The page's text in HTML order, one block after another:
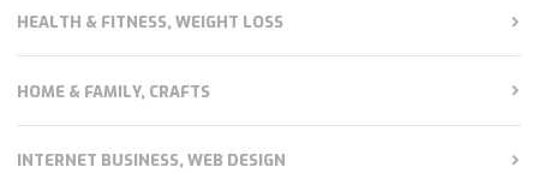
HEALTH & FITNESS, WEIGHT LOSS
HOME & FAMILY, CRAFTS
INTERNET BUSINESS, WEB DESIGN